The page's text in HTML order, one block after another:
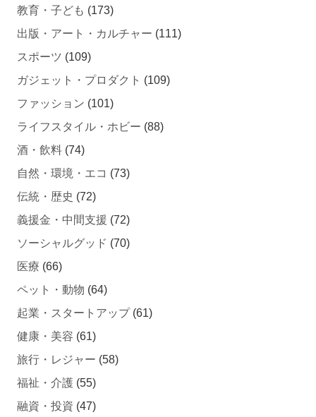
出版・アート・カルチャー
スポーツ (109)
ガジェット・プロダクト
ファッション (101)
ライフスタイル・ホビー
酒・飲料 (74)
自然・環境・エコ
伝統・歴史 (72)
義援金・中間支援
ソーシャルグッド (70)
医療 (66)
ペット・動物
起業・スタートアップ
健康・美容 (61)
旅行・レジャー
福祉・介護(55)
融資・投資 (47)
ゲーム・アニメ